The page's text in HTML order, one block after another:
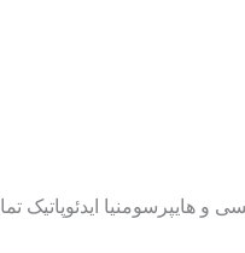
هایپرسومنیا ایدئوپاتیک